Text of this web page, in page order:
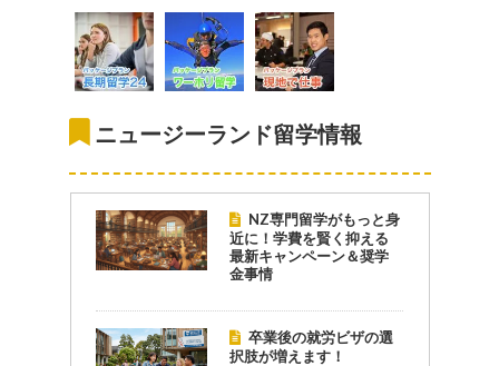
ニュージーランド留学情報
NZ専門留学がもっと身
近に！学費を賢く抑える
最新キャンペーン＆奨学
金事情
卒業後の就労ビザの選
択肢が増えます！